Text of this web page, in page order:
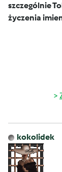
szczególnie
życzenia
kokolidek